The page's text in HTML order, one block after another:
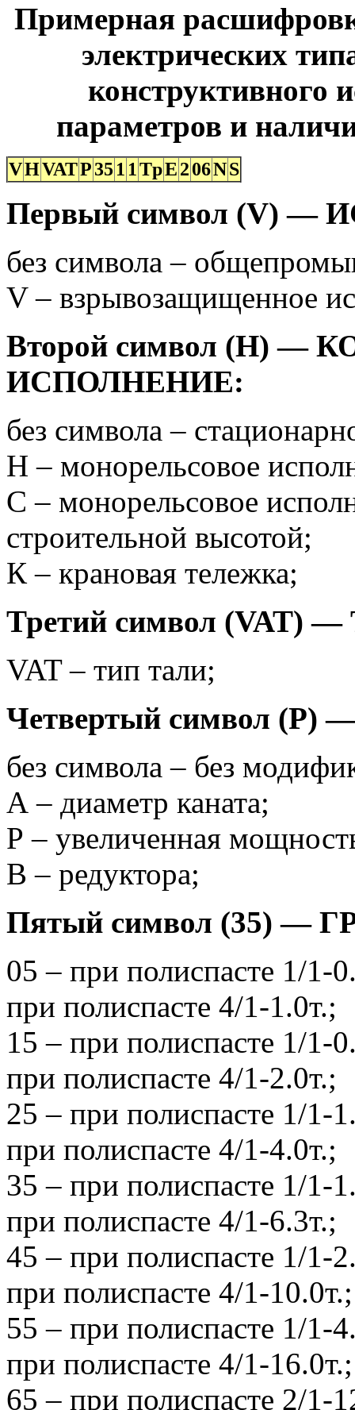
Примерная
электрических
конструктивного
параметров и
VHVATP351 1TpE206NS
Первый символ (V)
без символа –
V – взрывозащищенное
Второй символ (H) —
ИСПОЛНЕНИЕ:
без символа –
H – монорельсовое
С – монорельсовое
строительной высотой;
К – крановая тележка;
Третий символ (VAT)
VAT – тип тали;
Четвертый символ
без символа – без
А – диаметр каната;
Р – увеличенная
В – редуктора;
Пятый символ (35)
05 – при полиспасте 1/1-
при полиспасте 4/1-1.0т.;
15 – при полиспасте 1/1-
при полиспасте 4/1-2.0т.;
25 – при полиспасте 1/1-
при полиспасте 4/1-4.0т.;
35 – при полиспасте 1/1-
при полиспасте 4/1-6.3т.;
45 – при полиспасте 1/1-
при полиспасте 4/1-10.0т.;
55 – при полиспасте 1/1-
при полиспасте 4/1-16.0т.;
65 – при полиспасте 2/1-